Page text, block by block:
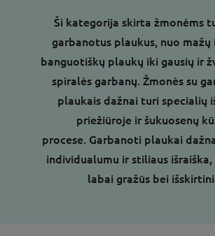
Ši kategorija skirta žmonėms
garbanotus plaukus, nuo
banguotiškų plaukų iki gausių ir
spiralės garbanų. Žmonės su
plaukais dažnai turi specialių
priežiūroje ir šukuosenų
procese. Garbanoti plaukai
individualumu ir stiliaus
labai gražūs bei